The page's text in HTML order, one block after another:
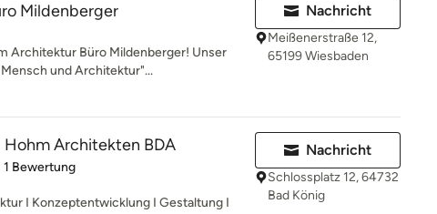
Mildenberger
Architektur Büro Mildenberger! Unser
und Architektur"...
Nachricht
Meißenerstraße 12,
65199 Wiesbaden
Hohm Architekten BDA
5 von 5 Sternen
1 Bewertung
I Konzeptentwicklung I Gestaltung I
Nachricht
Schlossplatz 12, 64732
Bad König